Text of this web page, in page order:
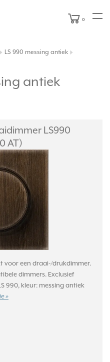
0
LS 990 messing antiek
antiek
LS990
AT)
voor een draai-/drukdimmer.
dimmers. Exclusief
990, kleur: messing antiek
»